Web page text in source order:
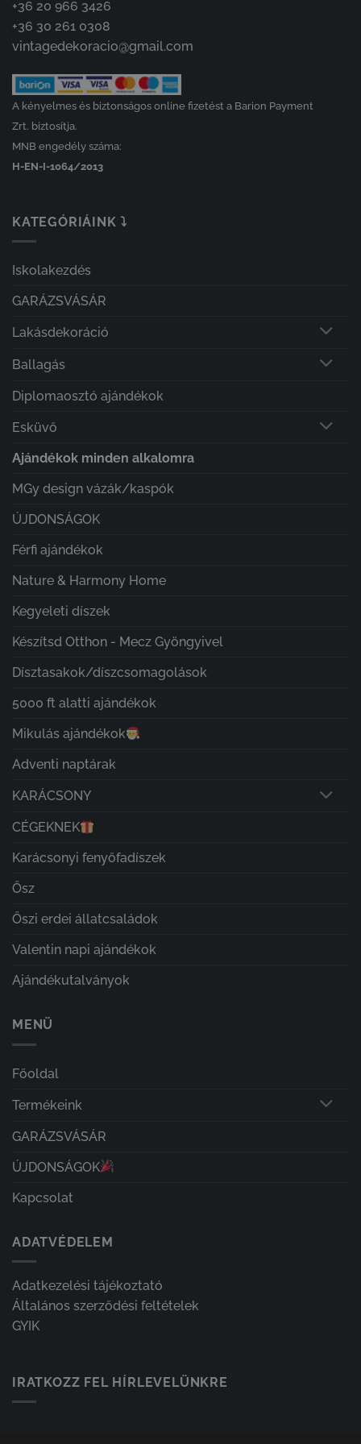
+36 20 966 3426
+36 30 261 0308
vintagedekoracio@gmail.com
A kényelmes és biztonságos online fizetést a Barion Payment
Zrt. biztosítja.
MNB engedély száma:
H-EN-I-1064/2013
KATEGÓRIÁINK ⤵
Iskolakezdés
GARÁZSVÁSÁR
Lakásdekoráció
Ballagás
Diplomaosztó ajándékok
Esküvő
Ajándékok minden alkalomra
MGy design vázák/kaspók
ÚJDONSÁGOK
Férfi ajándékok
Nature & Harmony Home
Kegyeleti díszek
Készítsd Otthon - Mecz Gyöngyivel
Dísztasakok/díszcsomagolások
5000 ft alatti ajándékok
Mikulás ajándékok
Adventi naptárak
KARÁCSONY
CÉGEKNEK
Karácsonyi fenyőfadíszek
Ősz
Őszi erdei állatcsaládok
Valentin napi ajándékok
Ajándékutalványok
MENÜ
Főoldal
Termékeink
GARÁZSVÁSÁR
ÚJDONSÁGOK
Kapcsolat
ADATVÉDELEM
Adatkezelési tájékoztató
Általános szerződési feltételek
GYIK
IRATKOZZ FEL HÍRLEVELÜNKRE